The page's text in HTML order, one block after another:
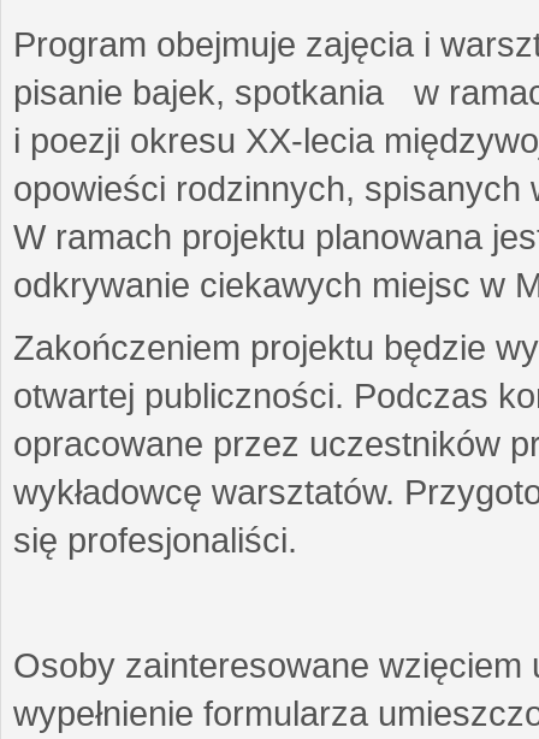
Program obejmuje zajęcia i
pisanie bajek, spotkania w
i poezji okresu XX-lecia
opowieści rodzinnych,
W ramach projektu planowana
odkrywanie ciekawych miejsc w
Zakończeniem projektu będzie
otwartej publiczności. Podczas
opracowane przez uczestników
wykładowcę warsztatów.
się profesjonaliści.
Osoby zainteresowane wzięciem
wypełnienie formularza